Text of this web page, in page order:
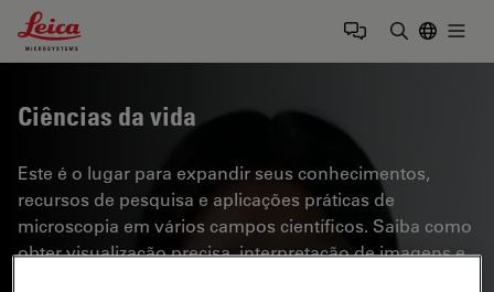
Leica Microsystems Logo
Ciências da vida
Este é o lugar para expandir seus conhecimentos,
recursos de pesquisa e aplicações práticas de
microscopia em vários campos científicos. Saiba como
obter visualização precisa, interpretação de imagens e